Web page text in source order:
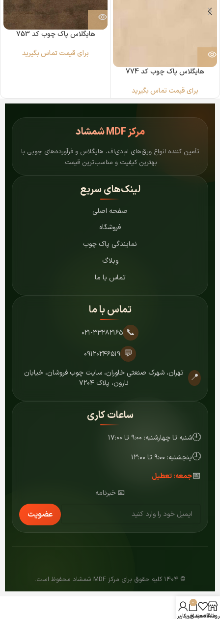
هایگلاس پاک چوب کد 774
برای قیمت تماس بگیرید
هایگلاس پاک چوب کد 753
برای قیمت تماس بگیرید
مرکزMDF شمشاد
تأمین کننده انواع ورق‌های ام‌دی‌اف، هایگلاس و فرآورده‌های چوبی با
بهترین کیفیت و مناسب‌ترین قیمت.
لینک‌های سریع
صفحه اصلی
فروشگاه
نمایندگی پاک چوب
وبلاگ
تماس با ما
تماس با ما
📞 ۰۲۱-۳۳۲۸۲۱۶۵
💬 ۰۹۱۲۰۲۴۶۵۱۹
📍
تهران، شهرک صنعتی خاوران، سایت چوب فروشان، خیابان
نارون، پلاک ۷۲۰۴
ساعات کاری
🕘شنبه تا چهارشنبه: ۹:۰۰ تا ۱۷:۰۰
🕘پنجشنبه: ۹:۰۰ تا ۱۳:۰۰
📅جمعه: تعطیل
📧 خبرنامه
عضویت
© ۱۴۰۴ کلیه حقوق برای مرکز MDF شمشاد محفوظ است.
علاقه مندی
0
سبد خرید
حساب کاربری من